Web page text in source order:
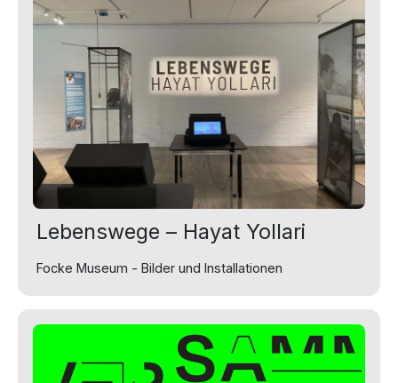
Lebenswege – Hayat Yollari
Focke Museum - Bilder und Installationen